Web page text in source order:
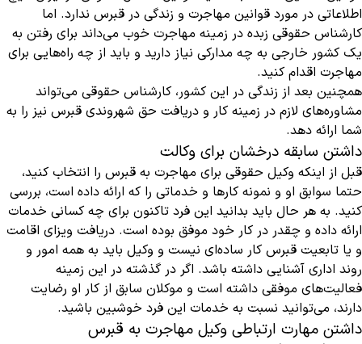
اطلاعاتی در مورد قوانین مهاجرت و زندگی در قبرس ندارد. اما
کارشناس حقوقی زبده در زمینه مهاجرت خوب می‌داند برای رفتن به
یک کشور خارجی به چه مدارکی نیاز دارید و باید از چه راه‌هایی برای
مهاجرت اقدام کنید.
همچنین بعد از زندگی در این کشور، کارشناس حقوقی می‌تواند
مشاوره‌های لازم در زمینه کار و دریافت حق شهروندی قبرس نیز را به
شما ارائه دهد.
داشتن سابقه درخشان برای وکالت
قبل از اینکه وکیل حقوقی برای مهاجرت به قبرس را انتخاب کنید،
حتما سوابق او و نمونه کارها و خدماتی را که ارائه داده است، بررسی
کنید. به هر حال باید بدانید این فرد تاکنون برای چه کسانی خدمات
ارائه داده و چقدر در کار خود موفق بوده است. دریافت ویزای اقامت
و یا تابعیت قبرس کار ساده‌ای نیست و وکیل باید به همه امور و
روند اداری آشنایی داشته باشد. اگر در گذشته در این زمینه
فعالیت‌های موفقی داشته است و موکلان سابق از کار او رضایت
دارند، می‌توانید نسبت به خدمات این فرد خوشبین باشید.
داشتن مهارت ارتباطی وکیل مهاجرت به قبرس